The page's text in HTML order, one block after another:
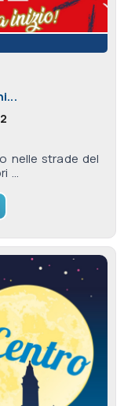
nelle strade del
...